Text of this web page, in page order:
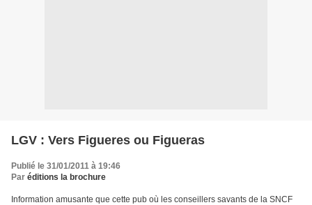
LGV : Vers Figueres ou Figueras
Publié le 31/01/2011 à 19:46
Par éditions la brochure
Information amusante que cette pub où les conseillers savants de la SNCF